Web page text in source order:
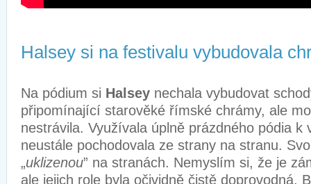
Halsey si na festivalu vybudovala
Na pódium si Halsey nechala vybudovat
připomínající starověké římské chrámy, ale
nestrávila. Využívala úplně prázdného pódia k
neustále pochodovala ze strany na stranu.
„uklizenou” na stranách. Nemyslím si, že je
ale jejich role byla očividně čistě doprovodná.